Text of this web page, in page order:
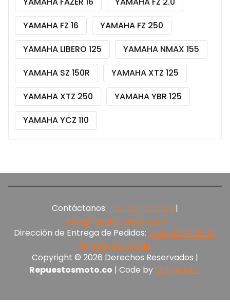
YAMAHA FZ 16
YAMAHA FZ 250
YAMAHA LIBERO 125
YAMAHA NMAX 155
YAMAHA SZ 150R
YAMAHA XTZ 125
YAMAHA XTZ 250
YAMAHA YBR 125
YAMAHA YCZ 110
Contáctanos: +57 301 177 5165‬ |
web@repuestosmoto.co
Dirección de Entrega de Pedidos: Calle 66 # 25-15,
Bogotá, Colombia.
Copyright © 2026 Derechos Reservados |
Repuestosmoto.co | Code bySERVICIO.IT